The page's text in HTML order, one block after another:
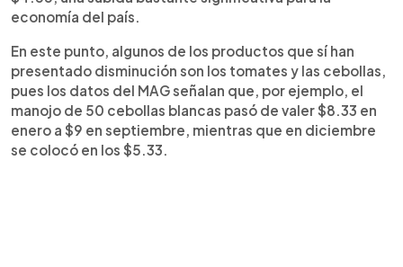
economía del país.
En este punto, algunos de los productos que sí han
presentado disminución son los tomates y las cebollas,
pues los datos del MAG señalan que, por ejemplo, el
manojo de 50 cebollas blancas pasó de valer $8.33 en
enero a $9 en septiembre, mientras que en diciembre
se colocó en los $5.33.